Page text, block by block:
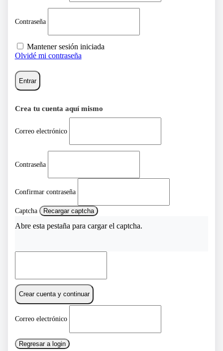
Contraseña
Mantener sesión iniciada
Olvidé mi contraseña
Entrar
Crea tu cuenta aquí mismo
Correo electrónico
Contraseña
Confirmar contraseña
Captcha Recargar captcha
Abre esta pestaña para cargar el captcha.
Crear cuenta y continuar
Correo electrónico
Regresar a login